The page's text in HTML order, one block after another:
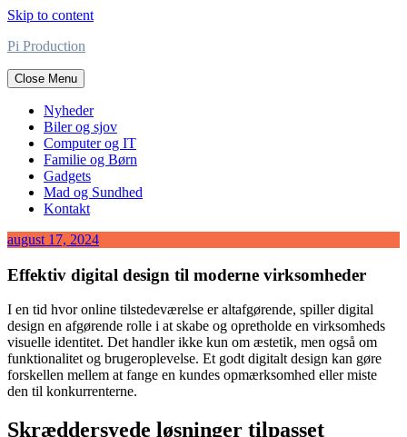
Skip to content
Pi Production
Close Menu
Nyheder
Biler og sjov
Computer og IT
Familie og Børn
Gadgets
Mad og Sundhed
Kontakt
august 17, 2024
Effektiv digital design til moderne virksomheder
I en tid hvor online tilstedeværelse er altafgørende, spiller digital
design en afgørende rolle i at skabe og opretholde en virksomheds
visuelle identitet. Det handler ikke kun om æstetik, men også om
funktionalitet og brugeroplevelse. Et godt digitalt design kan gøre
forskellen mellem at fange en kundes opmærksomhed eller miste
den til konkurrenterne.
Skræddersyede løsninger tilpasset